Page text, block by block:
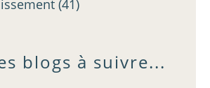
(41)
blogs à suivre...